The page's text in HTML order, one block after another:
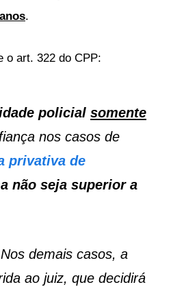
.
o art. 322 do CPP:
policial somente
nos casos de
privativa de
não seja superior a
demais casos, a
ao juiz, que decidirá